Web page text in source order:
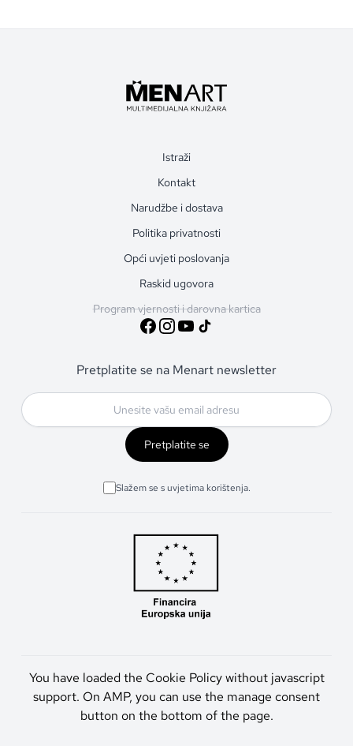
Istraži
Kontakt
Narudžbe i dostava
Politika privatnosti
Opći uvjeti poslovanja
Raskid ugovora
Program vjernosti i darovna kartica
Pretplatite se na Menart newsletter
Pretplatite se
Slažem se s uvjetima korištenja.
You have loaded the Cookie Policy without javascript
support. On AMP, you can use the manage consent
button on the bottom of the page.